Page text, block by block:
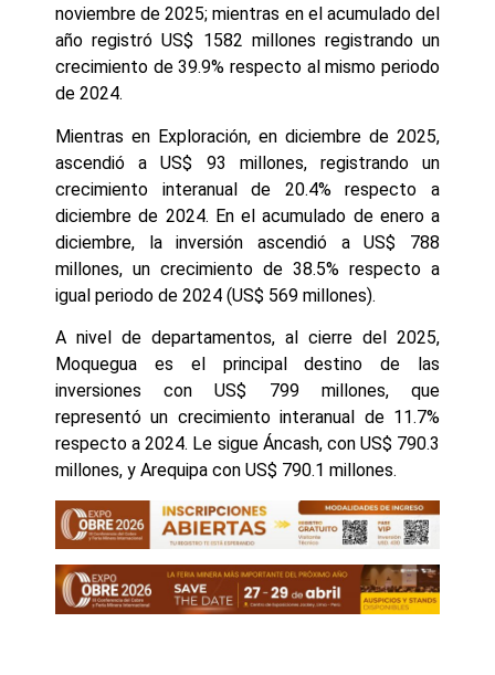
noviembre de 2025; mientras en el acumulado del
año registró US$ 1582 millones registrando un
crecimiento de 39.9% respecto al mismo periodo
de 2024.
Mientras en Exploración, en diciembre de 2025,
ascendió a US$ 93 millones, registrando un
crecimiento interanual de 20.4% respecto a
diciembre de 2024. En el acumulado de enero a
diciembre, la inversión ascendió a US$ 788
millones, un crecimiento de 38.5% respecto a
igual periodo de 2024 (US$ 569 millones).
A nivel de departamentos, al cierre del 2025,
Moquegua es el principal destino de las
inversiones con US$ 799 millones, que
representó un crecimiento interanual de 11.7%
respecto a 2024. Le sigue Áncash, con US$ 790.3
millones, y Arequipa con US$ 790.1 millones.